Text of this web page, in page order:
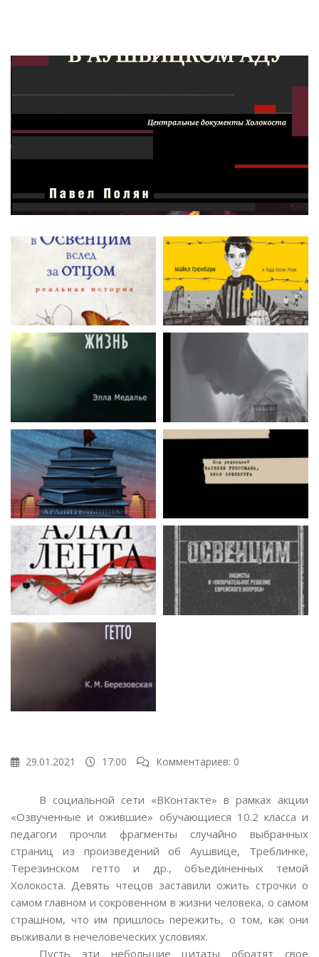
29.01.2021 17:00 Комментариев: 0
В социальной сети «ВКонтакте» в рамках акции
«Озвученные и ожившие» обучающиеся 10.2 класса и
педагоги прочли фрагменты случайно выбранных
страниц из произведений об Аушвице, Треблинке,
Терезинском гетто и др., объединенных темой
Холокоста. Девять чтецов заставили ожить строчки о
самом главном и сокровенном в жизни человека, о самом
страшном, что им пришлось пережить, о том, как они
выживали в нечеловеческих условиях.
Пусть эти небольшие цитаты обратят свое